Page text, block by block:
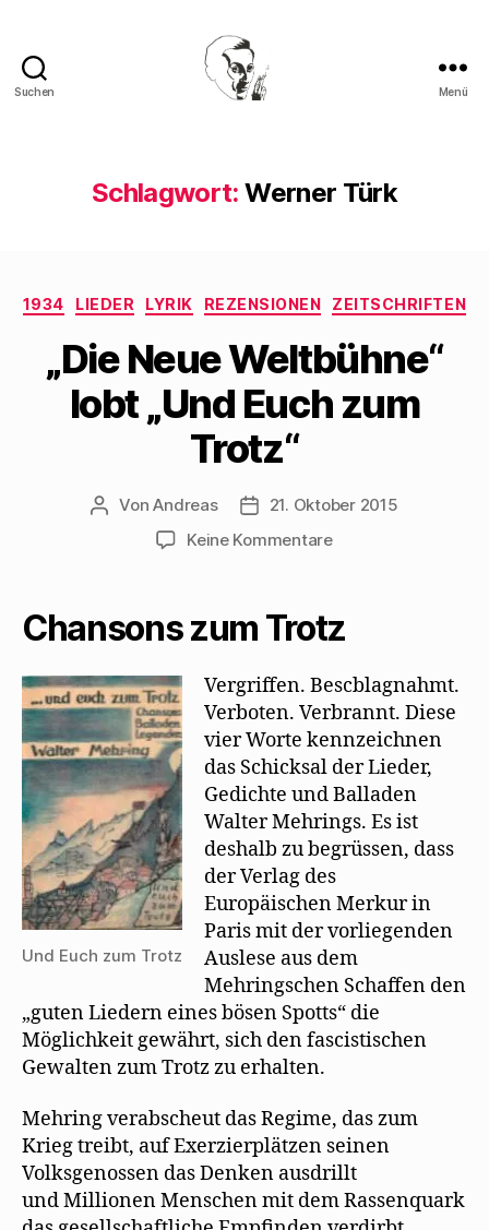
Suchen Menü
Schlagwort: Werner Türk
Kategorien
1934 LIEDER LYRIK REZENSIONEN ZEITSCHRIFTEN
„Die Neue Weltbühne“
lobt „Und Euch zum
Trotz“
Beitragsautor
VonAndreas Beitragsdatum
21. Oktober 2015
Keine Kommentarezu
lobt
Euch
zum
Chansons zum Trotz
Und Euch zum Trotz
Vergriffen. Bescblagnahmt.
Verboten. Verbrannt. Diese
vier Worte kennzeichnen
das Schicksal der Lieder,
Gedichte und Balladen
Walter Mehrings. Es ist
deshalb zu begrüssen, dass
der Verlag des
Europäischen Merkur in
Paris mit der vorliegenden
Auslese aus dem
Mehringschen Schaffen den
„guten Liedern eines bösen Spotts“ die
Möglichkeit gewährt, sich den fascistischen
Gewalten zum Trotz zu erhalten.
Mehring verabscheut das Regime, das zum
Krieg treibt, auf Exerzierplätzen seinen
Volksgenossen das Denken ausdrillt
und Millionen Menschen mit dem Rassenquark